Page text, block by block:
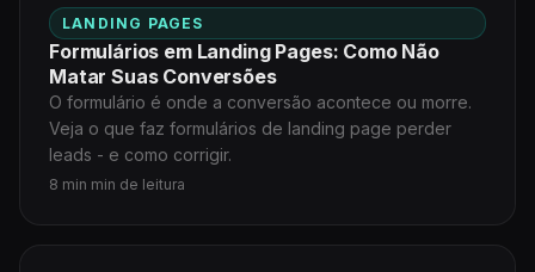
LANDING PAGES
Formulários em Landing Pages: Como Não
Matar Suas Conversões
O formulário é onde a conversão acontece ou morre.
Veja o que faz formulários de landing page perder
leads - e como corrigir.
8 min min de leitura